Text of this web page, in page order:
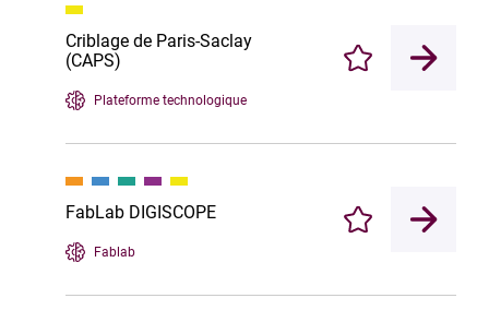
Criblage de Paris-Saclay
(CAPS)
Plateforme technologique
Enregistrer
FabLab DIGISCOPE
Fablab
Enregistrer